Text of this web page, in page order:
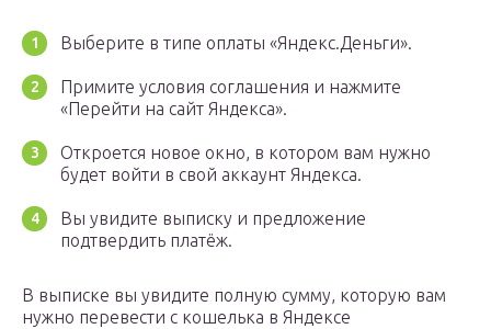
Выберите в типе оплаты «Яндекс.Деньги».
Примите условия соглашения и нажмите
«Перейти на сайт Яндекса».
Откроется новое окно, в котором вам нужно
будет войти в свой аккаунт Яндекса.
Вы увидите выписку и предложение
подтвердить платёж.
В выписке вы увидите полную сумму, которую вам
нужно перевести с кошелька в Яндексе